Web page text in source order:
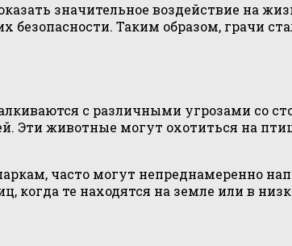
значительное воздействие на
безопасности. Таким образом, грачи
с различными угрозами со
Эти животные могут охотиться на
часто могут непреднамеренно
когда те находятся на земле или в